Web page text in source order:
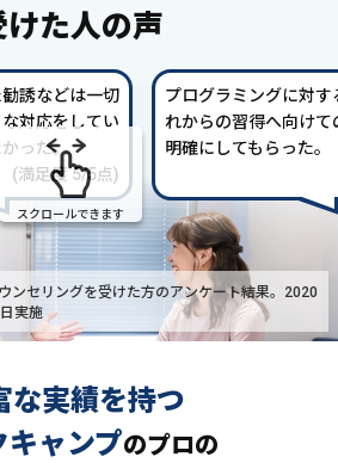
けた人の声
誘などは一切
対応をしてい
った。
(満足度 5/5点)
プログラミングに対
れからの習得へ向け
明確にしてもらった。
スクロールできます
ンセリングを受けた方のアンケート結果。2020
実施
な実績を持つ
キャンプのプロの